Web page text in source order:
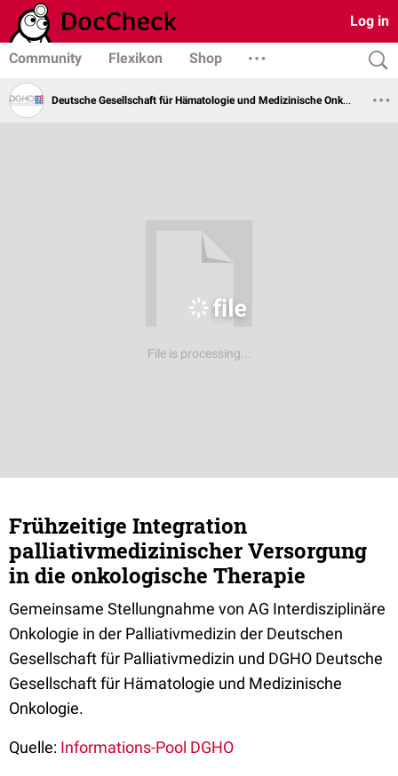
Log in
Community Flexikon Shop
Deutsche Gesellschaft für Hämatologie und Medizinische Onkologie
File is processing...
Frühzeitige Integration
palliativmedizinischer Versorgung
in die onkologische Therapie
Gemeinsame Stellungnahme von AG Interdisziplinäre
Onkologie in der Palliativmedizin der Deutschen
Gesellschaft für Palliativmedizin und DGHO Deutsche
Gesellschaft für Hämatologie und Medizinische
Onkologie.
Quelle: Informations-Pool DGHO